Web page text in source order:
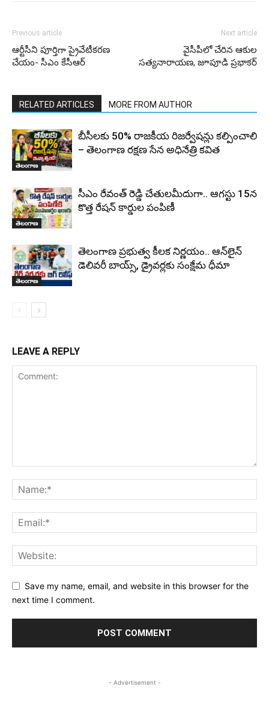
Previous article
ఆర్టీసీని పూర్తిగా ప్రైవేటీకరణ
చేయం- సీఎం కేసీఆర్
Next article
వైసీపీలో చేరిన ఆకుల
సత్యనారాయణ, జూపూడి ప్రభాకర్‌
RELATED ARTICLES MORE FROM AUTHOR
తెలంగాణ
బీసీలకు 50% రాజకీయ రిజర్వేషన్లు కల్పించాలి
– తెలంగాణ రక్షణ సేన అధినేత్రి కవిత
తెలంగాణ
సీఎం రేవంత్ రెడ్డి చేతులమీదుగా.. ఆగస్టు 15న
కొత్త రేషన్ కార్డుల పంపిణీ
తెలంగాణ
తెలంగాణ ప్రభుత్వ కీలక నిర్ణయం.. ఆన్‌లైన్
డెలివరీ బాయ్స్, డ్రైవర్లకు సంక్షేమ ధీమా
LEAVE A REPLY
Save my name, email, and website in this browser for the
next time I comment.
- Advertisement -